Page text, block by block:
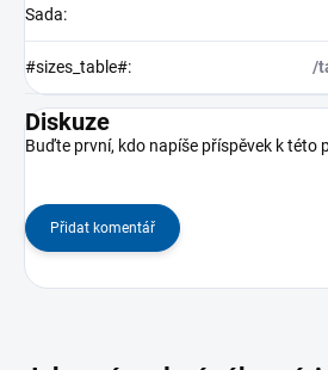
Sada:
#sizes_table#: /
Diskuze
Buďte první, kdo napíše příspěvek k této
Přidat komentář